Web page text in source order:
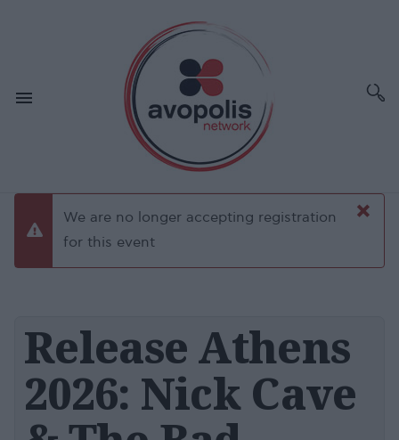
×
danger
We are no longer accepting registration
for this event
Release Athens
2026: Nick Cave